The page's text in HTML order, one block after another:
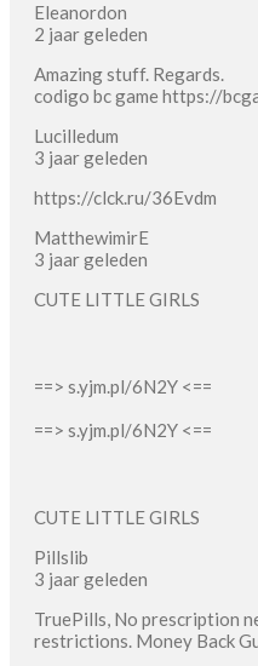
Eleanordon
2 jaar geleden
Amazing stuff. Regards.
codigo bc game https://
Lucilledum
3 jaar geleden
https://clck.ru/36Evdm
MatthewimirE
3 jaar geleden
CUTE LITTLE GIRLS
==> s.yjm.pl/6N2Y <==
==> s.yjm.pl/6N2Y <==
CUTE LITTLE GIRLS
Pillslib
3 jaar geleden
TruePills, No prescription
restrictions. Money Back